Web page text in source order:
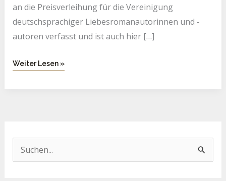
an die Preisverleihung für die Vereinigung
deutschsprachiger Liebesromanautorinnen und -
autoren verfasst und ist auch hier […]
Weiter Lesen »